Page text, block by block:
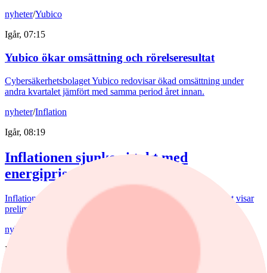
nyheter/Yubico
Igår, 07:15
Yubico ökar omsättning och rörelseresultat
Cybersäkerhetsbolaget Yubico redovisar ökad omsättning under
andra kvartalet jämfört med samma period året innan.
nyheter/Inflation
Igår, 08:19
Inflationen sjunker i takt med
energipriserna
Inflationen i juli sjönk både när det gäller KPI och KPIF. Det visar
preliminära siffror från SCB.
nyheter
Aktierekommendationer
Igår, 09:29